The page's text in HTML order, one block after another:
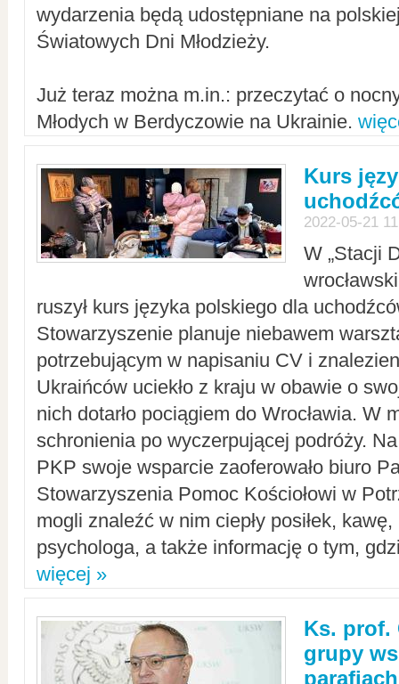
wydarzenia będą udostępniane na
Światowych Dni Młodzieży.
Już teraz można m.in.: przeczytać o
Młodych w Berdyczowie na Ukrainie.
Kurs
2022-05-21
W „Stacji
ruszył kurs języka polskiego dla
Stowarzyszenie planuje niebawem
potrzebującym w napisaniu CV i
Ukraińców uciekło z kraju w obawie o
nich dotarło pociągiem do Wrocławia. W
schronienia po wyczerpującej podróży.
PKP swoje wsparcie zaoferowało biuro
Stowarzyszenia Pomoc Kościołowi w
mogli znaleźć w nim ciepły posiłek,
psychologa, a także informację o tym,
więcej »
Ks. prof.
grupy
parafiach